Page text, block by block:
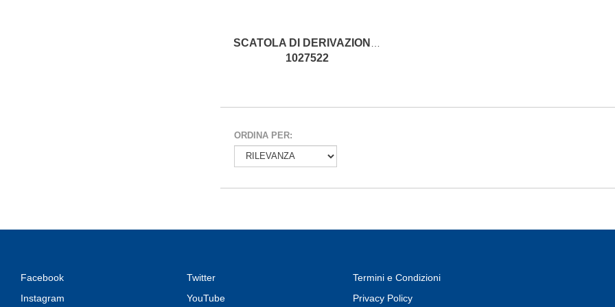
1027522
ORDINA PER:
Facebook
Instagram
Twitter
YouTube
Termini e Condizioni
Privacy Policy